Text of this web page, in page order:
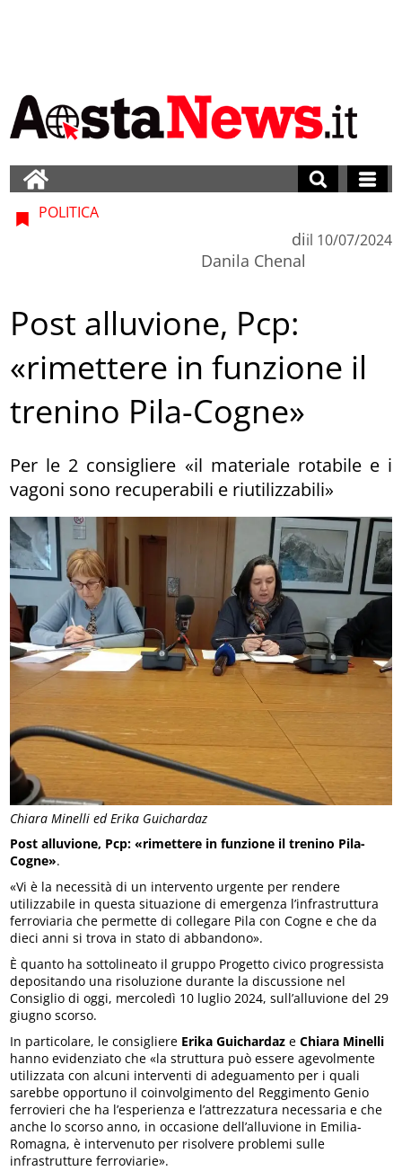
Chiara Minelli ed Erika Guichardaz
POLITICA
di
Danila Chenal
il 10/07/2024
Post alluvione, Pcp:
«rimettere in funzione il
trenino Pila-Cogne»
Per le 2 consigliere «il materiale rotabile e i
vagoni sono recuperabili e riutilizzabili»
Post alluvione, Pcp: «rimettere in funzione il trenino Pila-
Cogne».
«Vi è la necessità di un intervento urgente per rendere
utilizzabile in questa situazione di emergenza l’infrastruttura
ferroviaria che permette di collegare Pila con Cogne e che da
dieci anni si trova in stato di abbandono».
È quanto ha sottolineato il gruppo Progetto civico progressista
depositando una risoluzione durante la discussione nel
Consiglio di oggi, mercoledì 10 luglio 2024, sull’alluvione del 29
giugno scorso.
In particolare, le consigliere Erika Guichardaz eChiara Minelli
hanno evidenziato che «la struttura può essere agevolmente
utilizzata con alcuni interventi di adeguamento per i quali
sarebbe opportuno il coinvolgimento del Reggimento Genio
ferrovieri che ha l’esperienza e l’attrezzatura necessaria e che
anche lo scorso anno, in occasione dell’alluvione in Emilia-
Romagna, è intervenuto per risolvere problemi sulle
infrastrutture ferroviarie».